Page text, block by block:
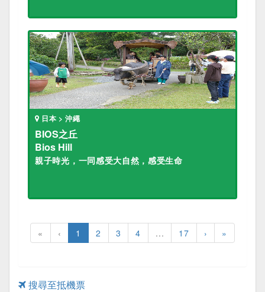
日本 > 沖繩
BIOS之丘
Bios Hill
親子時光，一同感受大自然，感受生命
« ‹ 1 2 3 4 ... 17 › »
搜尋至抵機票